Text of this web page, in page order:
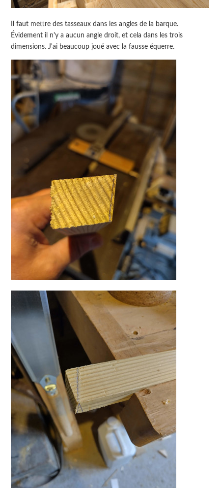
Il faut mettre des tasseaux dans les angles de la barque.
Évidement il n'y a aucun angle droit, et cela dans les trois
dimensions. J'ai beaucoup joué avec la fausse équerre.